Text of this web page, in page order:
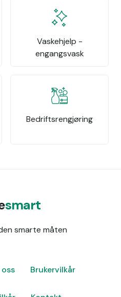
Vaskehjelp -
engangsvask
Bedriftsrengjøring
smart
smarte måten
Brukervilkår